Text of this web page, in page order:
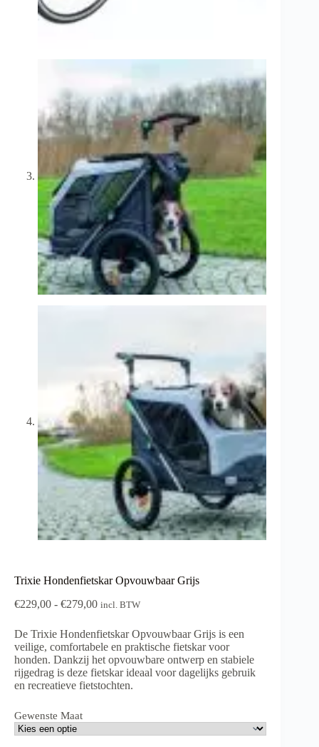
Trixie Hondenfietskar Opvouwbaar Grijs
€229,00 - €279,00Prijsklasse:
tot
€279,00
incl. BTW
De Trixie Hondenfietskar Opvouwbaar Grijs is een
veilige, comfortabele en praktische fietskar voor
honden. Dankzij het opvouwbare ontwerp en stabiele
rijgedrag is deze fietskar ideaal voor dagelijks gebruik
en recreatieve fietstochten.
Gewenste Maat